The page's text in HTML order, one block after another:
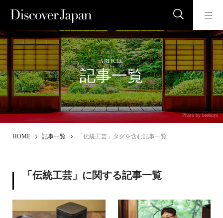
ARTICLE
記事一覧
Photo by beeboys
HOME 記事一覧 「伝統工芸」タグを含む記事一覧
「伝統工芸」に関する記事一覧